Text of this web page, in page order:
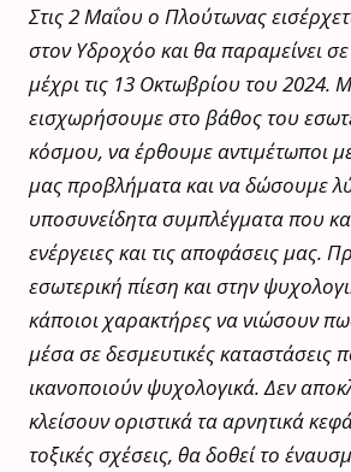
Στις 2 Μαΐου ο Πλούτωνας
στον Υδροχόο και θα παραμείνει
μέχρι τις 13 Οκτωβρίου του 2024.
εισχωρήσουμε στο βάθος του
κόσμου, να έρθουμε αντιμέτωποι
μας προβλήματα και να δώσουμε
υποσυνείδητα συμπλέγματα που
ενέργειες και τις αποφάσεις μας.
εσωτερική πίεση και στην
κάποιοι χαρακτήρες να νιώσουν
μέσα σε δεσμευτικές καταστάσεις
ικανοποιούν ψυχολογικά. Δεν
κλείσουν οριστικά τα αρνητικά
τοξικές σχέσεις, θα δοθεί το